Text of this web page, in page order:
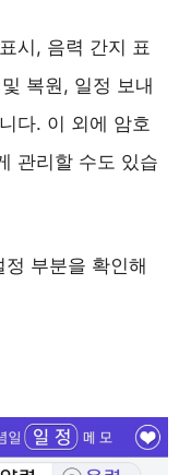
시, 음력 간지 표
복원, 일정 보내
다. 이 외에 암호
관리할 수도 있습
부분을 확인해